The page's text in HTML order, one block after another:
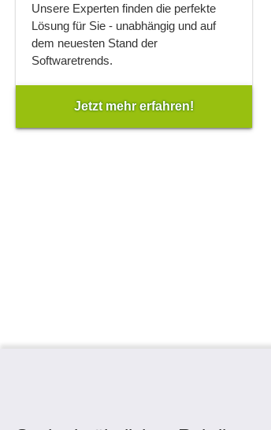
Unsere Experten finden die perfekte
Lösung für Sie - unabhängig und auf
dem neuesten Stand der
Softwaretrends.
Jetzt mehr erfahren!